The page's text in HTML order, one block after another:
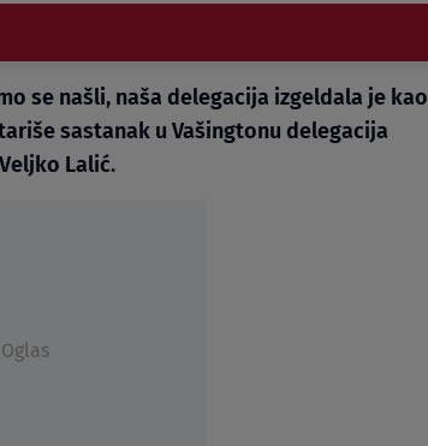
se našli, naša delegacija izgeldala je kao
sastanak u Vašingtonu delegacija
Lalić.
Oglas